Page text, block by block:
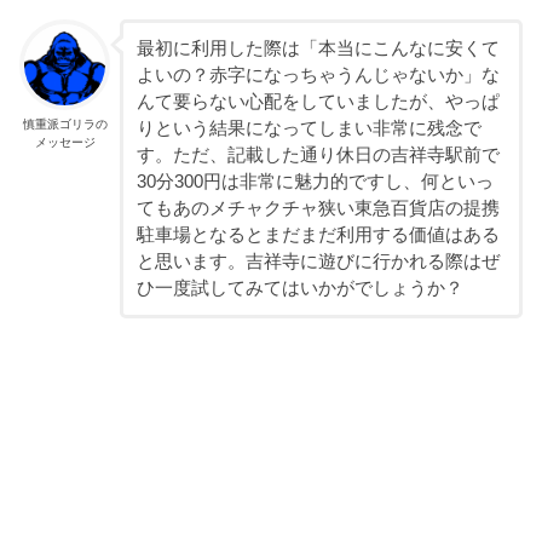
慎重派ゴリラの
メッセージ
最初に利用した際は「本当にこんなに安くて
よいの？赤字になっちゃうんじゃないか」な
んて要らない心配をしていましたが、やっぱ
りという結果になってしまい非常に残念で
す。ただ、記載した通り休日の吉祥寺駅前で
30分300円は非常に魅力的ですし、何といっ
てもあのメチャクチャ狭い東急百貨店の提携
駐車場となるとまだまだ利用する価値はある
と思います。吉祥寺に遊びに行かれる際はぜ
ひ一度試してみてはいかがでしょうか？